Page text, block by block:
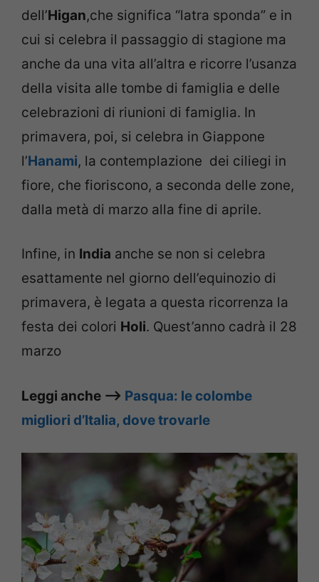
dell’Higan,che significa “latra sponda” e in
cui si celebra il passaggio di stagione ma
anche da una vita all’altra e ricorre l’usanza
della visita alle tombe di famiglia e delle
celebrazioni di riunioni di famiglia. In
primavera, poi, si celebra in Giappone
l’Hanami, la contemplazione dei ciliegi in
fiore, che fioriscono, a seconda delle zone,
dalla metà di marzo alla fine di aprile.
Infine, in India anche se non si celebra
esattamente nel giorno dell’equinozio di
primavera, è legata a questa ricorrenza la
festa dei colori Holi. Quest’anno cadrà il 28
marzo
Leggi anche –> Pasqua: le colombe
migliori d’Italia, dove trovarle